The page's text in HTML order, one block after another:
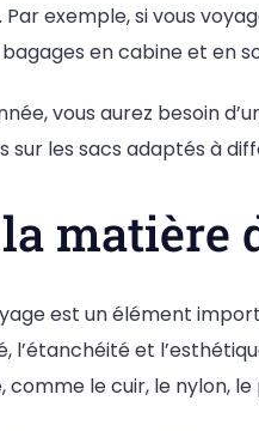
exemple, si vous
en cabine et en
vous aurez besoin
sur les sacs adaptés à
matière
est un élément
l’étanchéité et
comme le cuir, le nylon,